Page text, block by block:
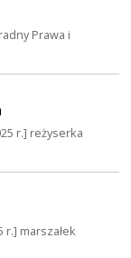
Prawa i
r.] reżyserka
r.] marszałek